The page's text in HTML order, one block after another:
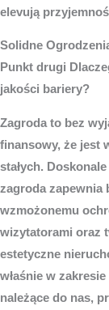
elevują
Solidne
Punkt drugi
jakości bariery?
Zagroda to bez
finansowy, że jest
stałych.
zagroda zapewnia
wzmożonemu
wizytatorami oraz
estetyczne
właśnie w
należące do nas,